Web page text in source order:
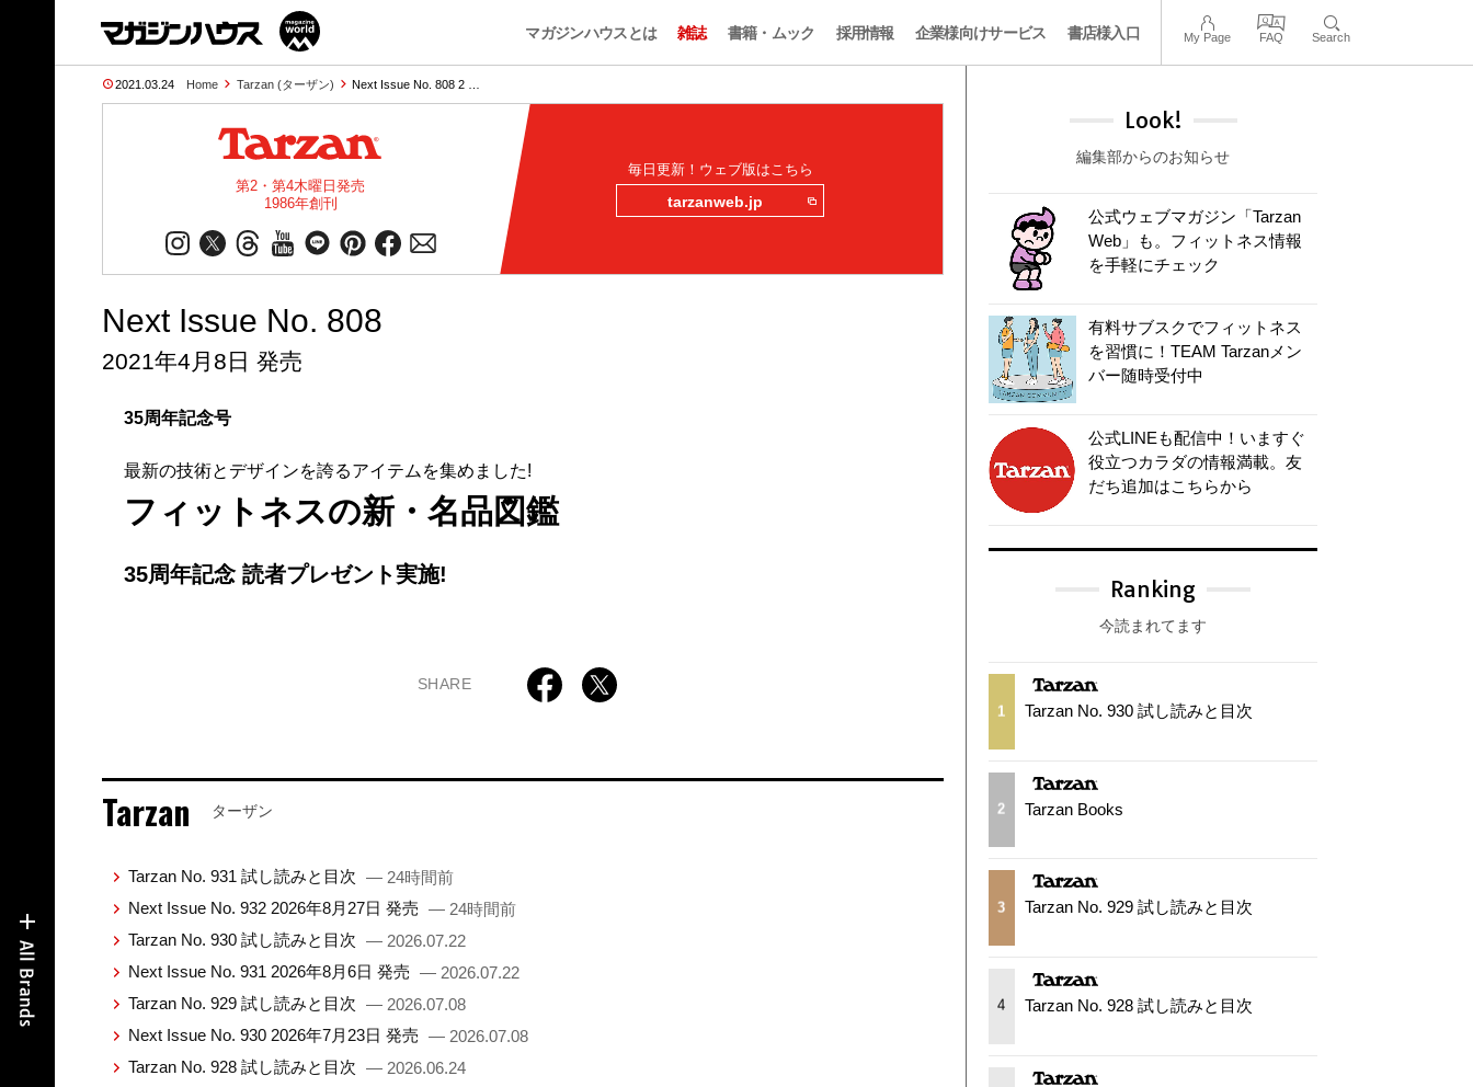
マガジンハウスとは 雑誌 書籍・ムック 採用情報 企業様向けサービス 書店様入口 My Page FAQ Search
2021.03.24 Home Tarzan (ターザン) Next Issue No. 808 2 …
第2・第4木曜日発売
1986年創刊
毎日更新！ウェブ版はこちら
tarzanweb.jp
Next Issue No. 808
2021年4月8日 発売
35周年記念号
最新の技術とデザインを誇るアイテムを集めました!
フィットネスの新・名品図鑑
35周年記念 読者プレゼント実施!
SHARE
Tarzan ターザン
Tarzan No. 931 試し読みと目次 — 24時間前
Next Issue No. 932 2026年8月27日 発売 — 24時間前
Tarzan No. 930 試し読みと目次 — 2026.07.22
Next Issue No. 931 2026年8月6日 発売 — 2026.07.22
Tarzan No. 929 試し読みと目次 — 2026.07.08
Next Issue No. 930 2026年7月23日 発売 — 2026.07.08
Tarzan No. 928 試し読みと目次 — 2026.06.24
Look!
編集部からのお知らせ
公式ウェブマガジン「Tarzan
Web」も。フィットネス情報
を手軽にチェック
有料サブスクでフィットネス
を習慣に！TEAM Tarzanメン
バー随時受付中
公式LINEも配信中！いますぐ
役立つカラダの情報満載。友
だち追加はこちらから
Ranking
今読まれてます
1 Tarzan No. 930 試し読みと目次
2 Tarzan Books
3 Tarzan No. 929 試し読みと目次
4 Tarzan No. 928 試し読みと目次